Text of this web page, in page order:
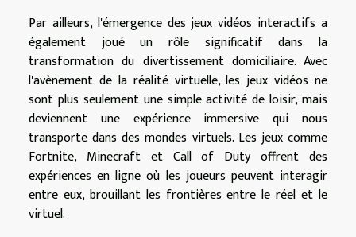
Par ailleurs, l'émergence des jeux vidéos interactifs a
également joué un rôle significatif dans la
transformation du divertissement domiciliaire. Avec
l'avènement de la réalité virtuelle, les jeux vidéos ne
sont plus seulement une simple activité de loisir, mais
deviennent une expérience immersive qui nous
transporte dans des mondes virtuels. Les jeux comme
Fortnite, Minecraft et Call of Duty offrent des
expériences en ligne où les joueurs peuvent interagir
entre eux, brouillant les frontières entre le réel et le
virtuel.